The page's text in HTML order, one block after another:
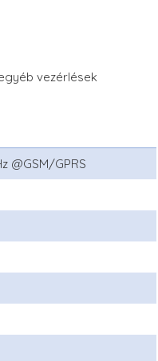
vezérlések
@GSM/GPRS